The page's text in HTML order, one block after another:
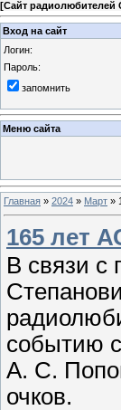
[Сайт
Вход на сайт
Логин:
Пароль:
запомнить
Меню сайта
Главная » 2024 » Март »
165 лет
В связи с
событию
А. С.
очков.